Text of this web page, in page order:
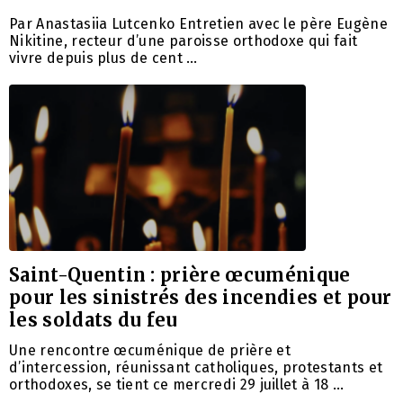
Par Anastasiia Lutcenko Entretien avec le père Eugène
Nikitine, recteur d’une paroisse orthodoxe qui fait
vivre depuis plus de cent …
Saint-Quentin : prière œcuménique
pour les sinistrés des incendies et pour
les soldats du feu
Une rencontre œcuménique de prière et
d’intercession, réunissant catholiques, protestants et
orthodoxes, se tient ce mercredi 29 juillet à 18 …